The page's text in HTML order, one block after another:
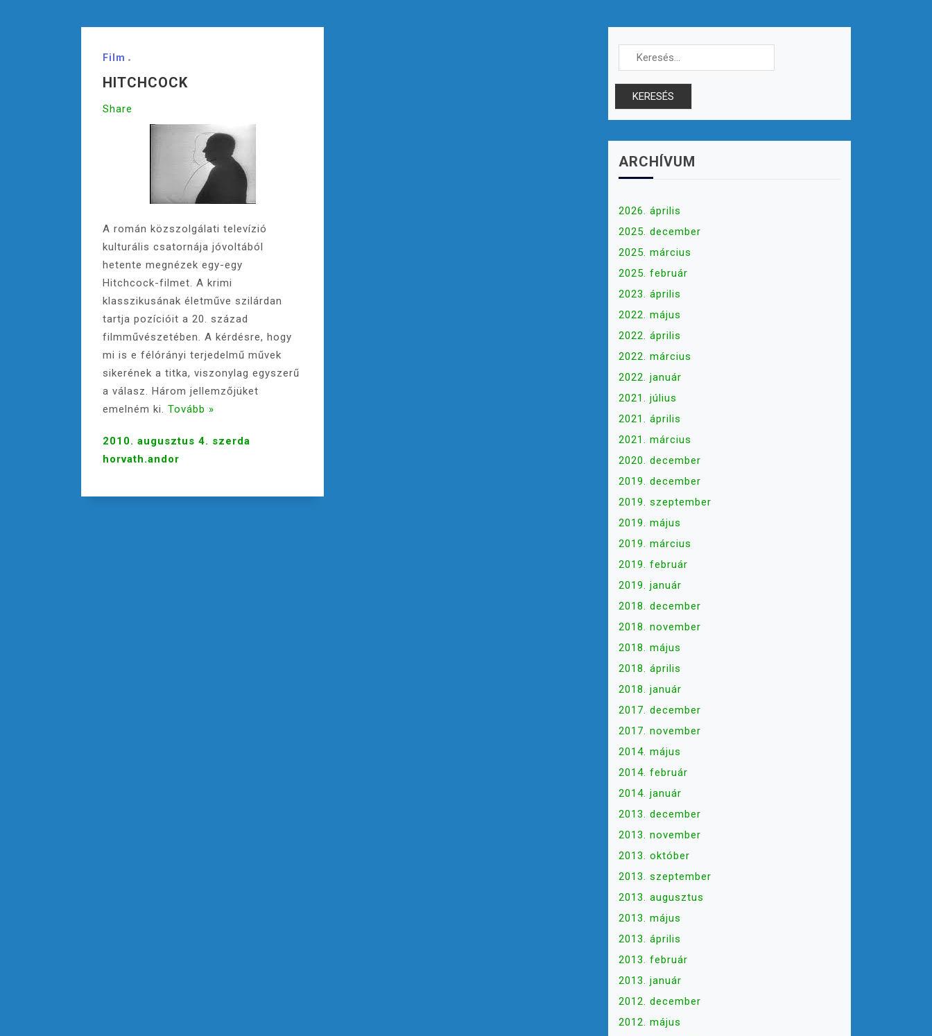
Film
HITCHCOCK
Share
A román közszolgálati televízió
kulturális csatornája jóvoltából
hetente megnézek egy-egy
Hitchcock-filmet. A krimi
klasszikusának életműve szilárdan
tartja pozícióit a 20. század
filmművészetében. A kérdésre, hogy
mi is e félórányi terjedelmű művek
sikerének a titka, viszonylag egyszerű
a válasz. Három jellemzőjüket
emelném ki. Tovább »
2010. augusztus 4. szerda
horvath.andor
Keresés:
ARCHÍVUM
2026. április
2025. december
2025. március
2025. február
2023. április
2022. május
2022. április
2022. március
2022. január
2021. július
2021. április
2021. március
2020. december
2019. december
2019. szeptember
2019. május
2019. március
2019. február
2019. január
2018. december
2018. november
2018. május
2018. április
2018. január
2017. december
2017. november
2014. május
2014. február
2014. január
2013. december
2013. november
2013. október
2013. szeptember
2013. augusztus
2013. május
2013. április
2013. február
2013. január
2012. december
2012. május